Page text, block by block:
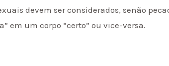
devem ser considerados, senão
em um corpo “certo” ou vice-versa.